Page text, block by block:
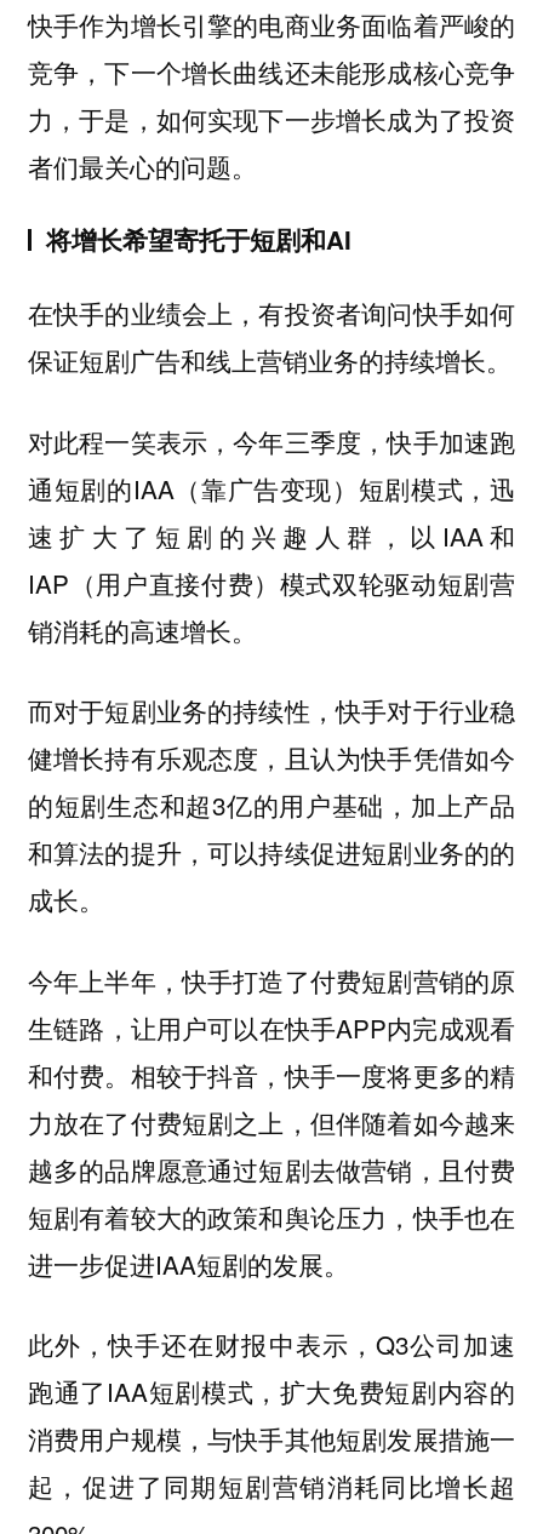
快手作为增长引擎的电商业务面临着严峻的
竞争，下一个增长曲线还未能形成核心竞争
力，于是，如何实现下一步增长成为了投资
者们最关心的问题。
将增长希望寄托于短剧和AI
在快手的业绩会上，有投资者询问快手如何
保证短剧广告和线上营销业务的持续增长。
对此程一笑表示，今年三季度，快手加速跑
通短剧的IAA（靠广告变现）短剧模式，迅
速扩大了短剧的兴趣人群，以IAA和
IAP（用户直接付费）模式双轮驱动短剧营
销消耗的高速增长。
而对于短剧业务的持续性，快手对于行业稳
健增长持有乐观态度，且认为快手凭借如今
的短剧生态和超3亿的用户基础，加上产品
和算法的提升，可以持续促进短剧业务的的
成长。
今年上半年，快手打造了付费短剧营销的原
生链路，让用户可以在快手APP内完成观看
和付费。相较于抖音，快手一度将更多的精
力放在了付费短剧之上，但伴随着如今越来
越多的品牌愿意通过短剧去做营销，且付费
短剧有着较大的政策和舆论压力，快手也在
进一步促进IAA短剧的发展。
此外，快手还在财报中表示，Q3公司加速
跑通了IAA短剧模式，扩大免费短剧内容的
消费用户规模，与快手其他短剧发展措施一
起，促进了同期短剧营销消耗同比增长超